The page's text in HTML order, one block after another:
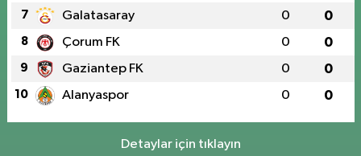
7 Galatasaray 0 0
8 Çorum FK 0 0
9 Gaziantep FK 0 0
10 Alanyaspor 0 0
Detaylar için tıklayın